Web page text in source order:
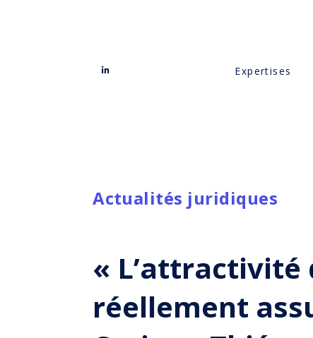
Expertises
Actualités juridiques
«
réellement